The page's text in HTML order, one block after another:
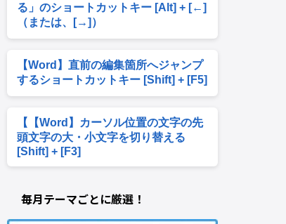
る」のショートカットキー [Alt] + [←]
（または、[→]）
【Word】直前の編集箇所へジャンプ
するショートカットキー [Shift] + [F5]
【【Word】カーソル位置の文字の先
頭文字の大・小文字を切り替える
[Shift] + [F3]
毎月テーマごとに厳選！